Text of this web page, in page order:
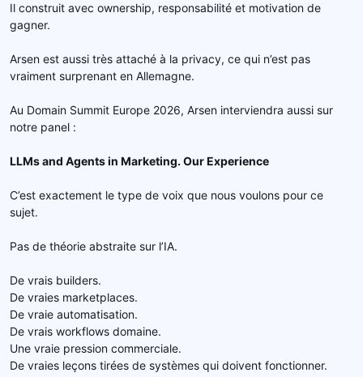
Il construit avec ownership, responsabilité et motivation de
gagner.
Arsen est aussi très attaché à la privacy, ce qui n’est pas
vraiment surprenant en Allemagne.
Au Domain Summit Europe 2026, Arsen interviendra aussi sur
notre panel :
LLMs and Agents in Marketing. Our Experience
C’est exactement le type de voix que nous voulons pour ce
sujet.
Pas de théorie abstraite sur l’IA.
De vrais builders.
De vraies marketplaces.
De vraie automatisation.
De vrais workflows domaine.
Une vraie pression commerciale.
De vraies leçons tirées de systèmes qui doivent fonctionner.